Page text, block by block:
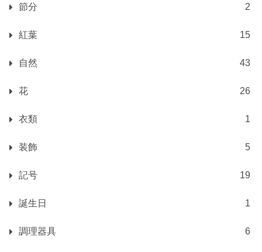
節分 2
紅葉 15
自然 43
花 26
衣類 1
装飾 5
記号 19
誕生日 1
調理器具 6